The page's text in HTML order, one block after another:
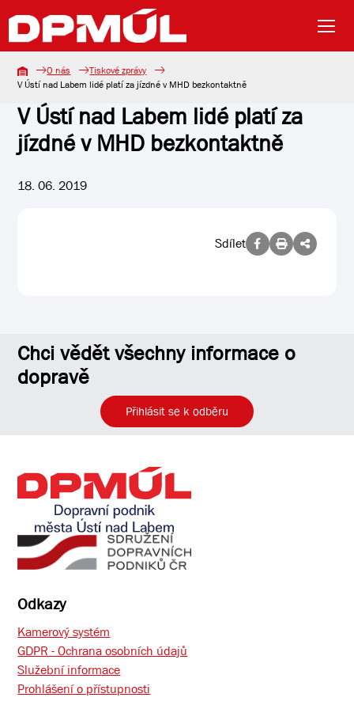
O nás
Tiskové zprávy
V Ústí nad Labem lidé platí za jízdné v MHD bezkontaktně
V Ústí nad Labem lidé platí za
jízdné v MHD bezkontaktně
18. 06. 2019
Sdílet
Chci vědět všechny informace o
dopravě
Přihlásit se k odběru
Odkazy
Kamerový systém
GDPR - Ochrana osobních údajů
Služební informace
Prohlášení o přístupnosti